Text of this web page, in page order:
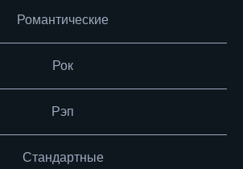
Романтические
Рок
Рэп
Стандартные